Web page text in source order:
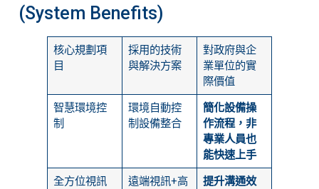
(System Benefits)
核心規劃項
目
採用的技術
與解決方案
對政府與企
業單位的實
際價值
智慧環境控
制
環境自動控
制設備整合
簡化設備操
作流程，非
專業人員也
能快速上手
全方位視訊
遠端視訊+高
提升溝通效